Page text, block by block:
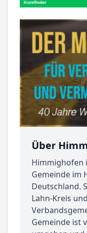
Über
Himmighofen
Gemeinde im
Deutschland.
Lahn-Kreis
Gemeinde ist